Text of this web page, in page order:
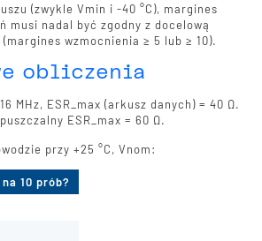
(zwykle Vmin i -40 °C), margines
musi nadal być zgodny z docelową
wzmocnienia ≥ 5 lub ≥ 10).
obliczenia
MHz, ESR_max (arkusz danych) = 40 Ω.
ESR_max = 60 Ω.
przy +25 °C, Vnom:
10 prób?